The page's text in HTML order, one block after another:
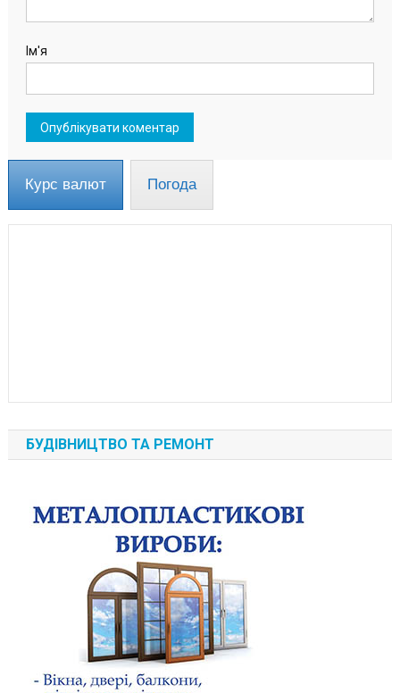
Ім'я
Курс валют Погода
БУДІВНИЦТВО ТА РЕМОНТ